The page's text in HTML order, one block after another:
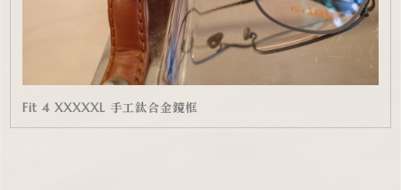
Fit 4 XXXXXL 手工鈦合金鏡框